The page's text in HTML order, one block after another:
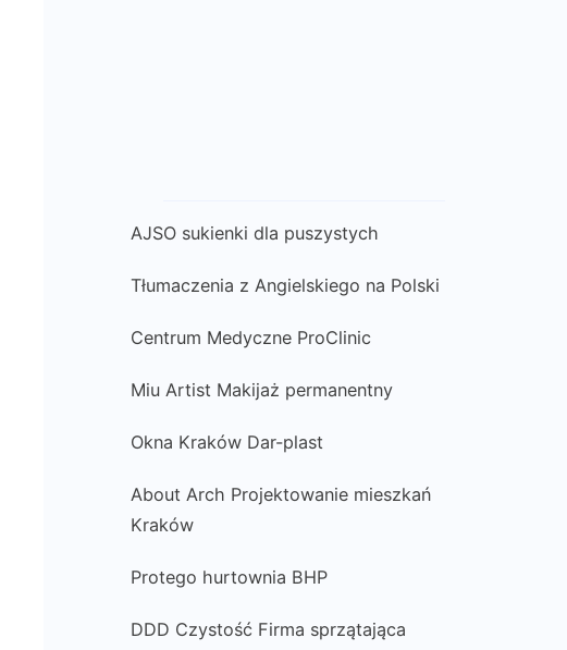
AJSO sukienki dla puszystych
Tłumaczenia z Angielskiego na Polski
Centrum Medyczne ProClinic
Miu Artist Makijaż permanentny
Okna Kraków Dar-plast
About Arch Projektowanie mieszkań
Kraków
Protego hurtownia BHP
DDD Czystość Firma sprzątająca